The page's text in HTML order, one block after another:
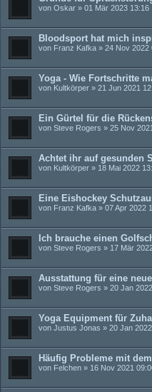
von Oskar » 01 Mär 2023 13:16
Bloodsport hat mich
von Franz Kafka » 24 Nov 2022
Yoga - Wie Fortschritte
von Kultkörper » 21 Jun 2021
Ein Gürtel für die
von Steve Rogers » 25 Nov
Achtet ihr auf gesunden
von Kultkörper » 18 Mai 2022
Eine Eishockey
von Franz Kafka » 07 Apr 2022
Ich brauche einen
von Steve Rogers » 17 Mär
Ausstattung für eine
von Steve Rogers » 20 Jan
Yoga Equipment für
von Justus Jonas » 20 Jan
Häufig Probleme mit
von Felchen » 16 Nov 2021